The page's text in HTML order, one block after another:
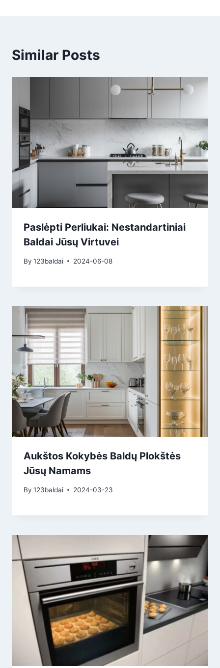
Similar Posts
Paslėpti Perliukai: Nestandartiniai
Baldai Jūsų Virtuvei
By 123baldai 2024-06-08
Aukštos Kokybės Baldų Plokštės
Jūsų Namams
By 123baldai 2024-03-23